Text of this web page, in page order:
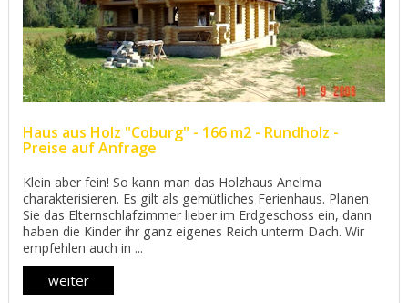
Haus aus Holz "Coburg" - 166 m2 - Rundholz -
Preise auf Anfrage
Klein aber fein! So kann man das Holzhaus Anelma
charakterisieren. Es gilt als gemütliches Ferienhaus. Planen
Sie das Elternschlafzimmer lieber im Erdgeschoss ein, dann
haben die Kinder ihr ganz eigenes Reich unterm Dach. Wir
empfehlen auch in ...
weiter